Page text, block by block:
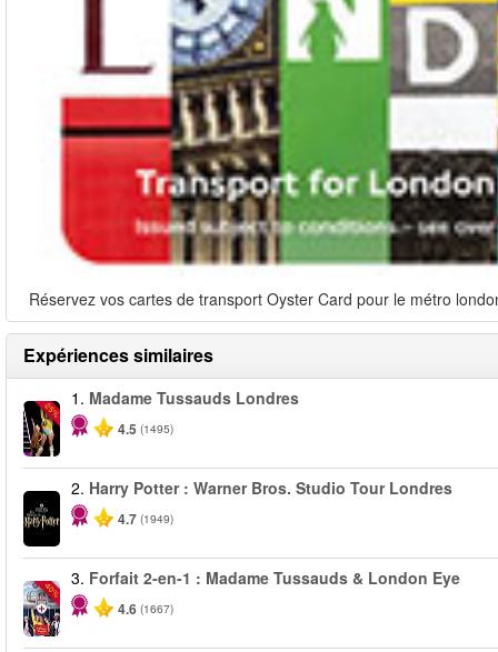
Réservez vos cartes de transport Oyster Card pour le métro
Expériences similaires
-25%
1. Madame Tussauds Londres
4.5 (1495)
2. Harry Potter : Warner Bros. Studio Tour Londres
4.7 (1949)
-40%
3. Forfait 2-en-1 : Madame Tussauds & London Eye
4.6 (1667)